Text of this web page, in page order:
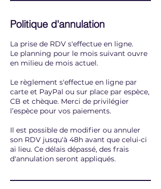
Politique d'annulation
La prise de RDV s'effectue en ligne.
Le planning pour le mois suivant ouvre
en milieu de mois actuel.
Le règlement s'effectue en ligne par
carte et PayPal ou sur place par espèce,
CB et chèque. Merci de privilégier
l’espèce pour vos paiements.
Il est possible de modifier ou annuler
son RDV jusqu'à 48h avant que celui-ci
ai lieu. Ce délais dépassé, des frais
d'annulation seront appliqués.